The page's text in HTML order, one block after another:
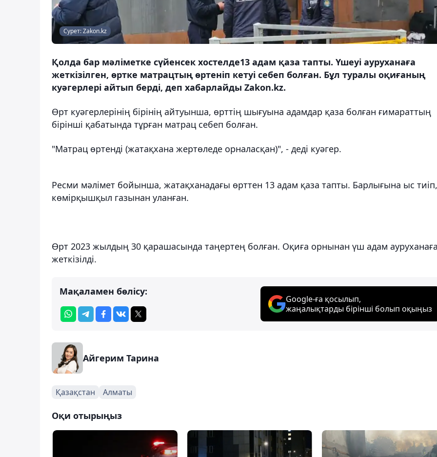
Сурет: Zakon.kz
Қолда бар мәліметке сүйенсек хостелде13 адам қаза тапты. Үшеуі ауруханаға
жеткізілген, өртке матрацтың өртеніп кетуі себеп болған. Бұл туралы оқиғаның
куәгерлері айтып берді, деп хабарлайды Zakon.kz.
Өрт куәгерлерінің бірінің айтуынша, өрттің шығуына адамдар қаза болған ғимараттың
бірінші қабатында тұрған матрац себеп болған.
"Матрац өртенді (жатақхана жертөледе орналасқан)", - деді куәгер.
Ресми мәлімет бойынша, жатақханадағы өрттен 13 адам қаза тапты. Барлығына ыс тиіп,
көмірқышқыл газынан уланған.
Өрт 2023 жылдың 30 қарашасында таңертең болған. Оқиға орнынан үш адам
жеткізілді.
Мақаламен бөлісу:
Google-ға қосылып,
жаңалықтарды бірінші болып оқыңыз
Айгерим Тарина
Қазақстан Алматы
Оқи отырыңыз